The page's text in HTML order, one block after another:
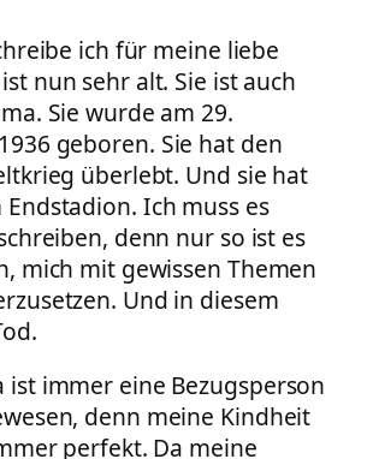
ich für meine liebe
nun sehr alt. Sie ist auch
Sie wurde am 29.
geboren. Sie hat den
überlebt. Und sie hat
Endstadion. Ich muss es
denn nur so ist es
mich mit gewissen Themen
Und in diesem
ist immer eine Bezugsperson
denn meine Kindheit
perfekt. Da meine